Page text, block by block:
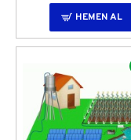
HEMEN AL